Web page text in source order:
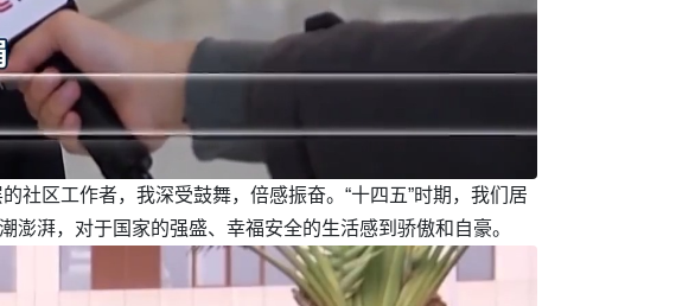
社区工作者，我深受鼓舞，倍感振奋。“十四五”时期，我们居
湃，对于国家的强盛、幸福安全的生活感到骄傲和自豪。